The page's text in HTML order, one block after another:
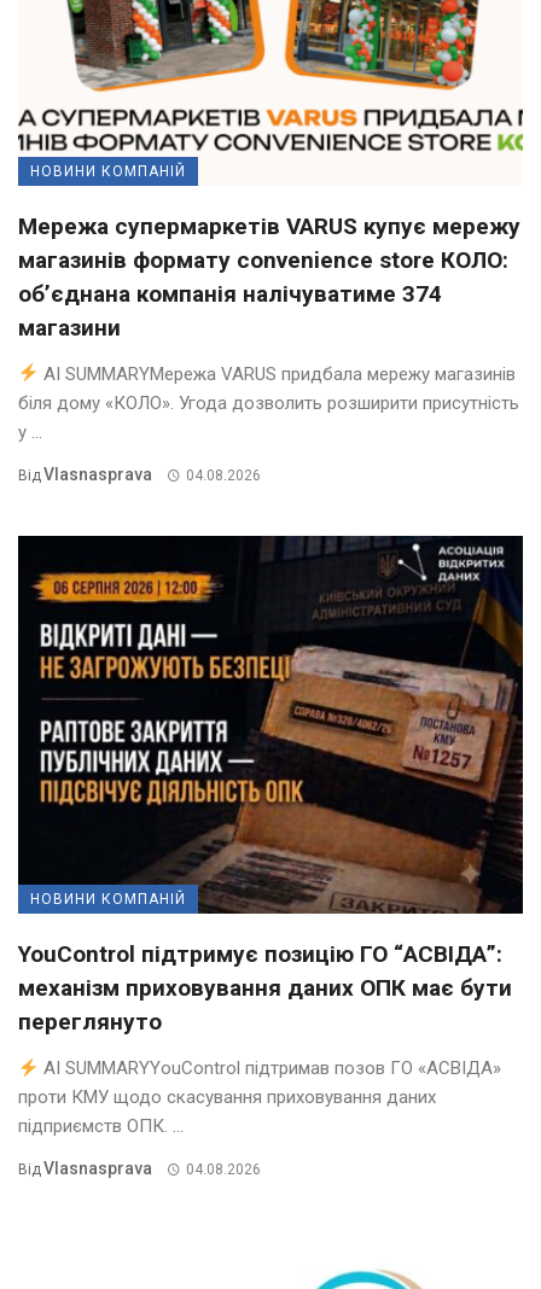
НОВИНИ КОМПАНІЙ
Мережа супермаркетів VARUS купує мережу
магазинів формату convenience store КОЛО:
об’єднана компанія налічуватиме 374
магазини
AI SUMMARYМережа VARUS придбала мережу магазинів
біля дому «КОЛО». Угода дозволить розширити присутність
у ...
Від Vlasnasprava 04.08.2026
НОВИНИ КОМПАНІЙ
YouControl підтримує позицію ГО “АСВІДА”:
механізм приховування даних ОПК має бути
переглянуто
AI SUMMARYYouControl підтримав позов ГО «АСВІДА»
проти КМУ щодо скасування приховування даних
підприємств ОПК. ...
ВідVlasnasprava 04.08.2026